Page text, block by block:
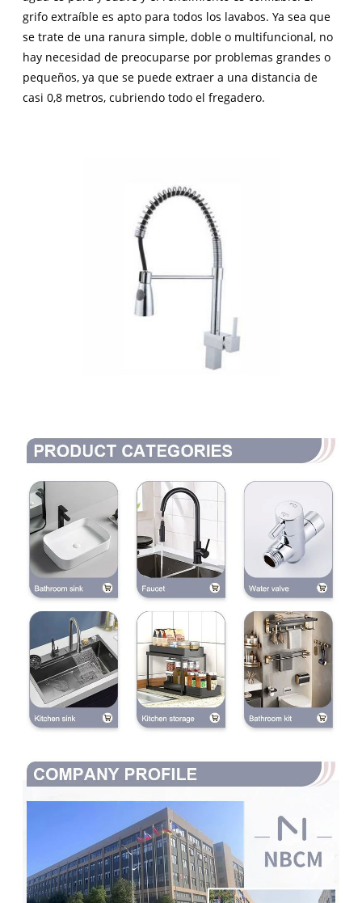
grifo extraíble es apto para todos los lavabos. Ya sea que
se trate de una ranura simple, doble o multifuncional, no
hay necesidad de preocuparse por problemas grandes o
pequeños, ya que se puede extraer a una distancia de
casi 0,8 metros, cubriendo todo el fregadero.